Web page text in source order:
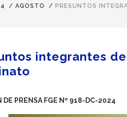
/ AGOSTO / PRESUNTOS
integrantes
DE PRENSA FGE Nº 918-DC-2024